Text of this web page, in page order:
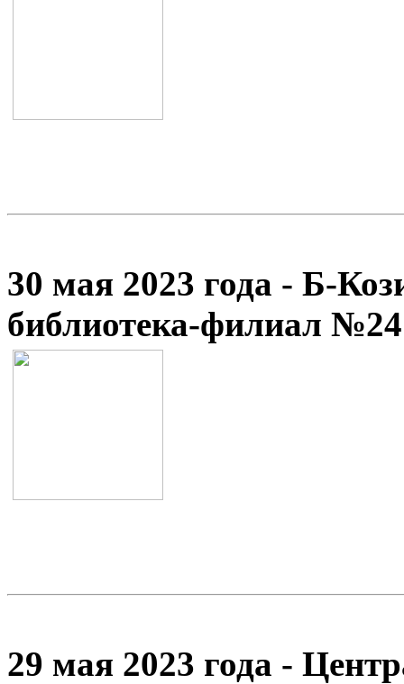
30 мая 2023 года - Б-
библиотека-филиал №24
29 мая 2023 года -